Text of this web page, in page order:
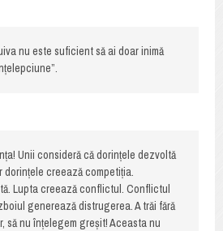
nu este suficient să ai doar inimă
Unii consideră că dorințele dezvoltă
dorințele creează competiția.
Lupta creează conflictul. Conflictul
generează distrugerea. A trăi fără
să nu înțelegem greșit! Aceasta nu